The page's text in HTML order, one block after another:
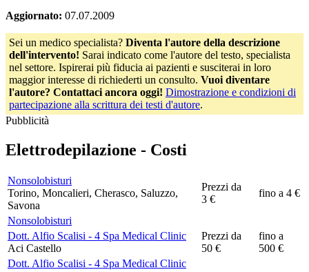
Aggiornato: 07.07.2009
Sei un medico specialista? Diventa l'autore della descrizione
dell'intervento! Sarai indicato come l'autore del testo, specialista
nel settore. Ispirerai più fiducia ai pazienti e susciterai in loro
maggior interesse di richiederti un consulto. Vuoi diventare
l'autore? Contattaci ancora oggi! Dimostrazione e condizioni di
partecipazione alla scrittura dei testi d'autore.
Pubblicità
Elettrodepilazione - Costi
Nonsolobisturi
Torino, Moncalieri, Cherasco, Saluzzo,
Savona
Prezzi da
3 €
fino a 4 €
Nonsolobisturi
Dott. Alfio Scalisi - 4 Spa Medical Clinic
Aci Castello
Prezzi da
50 €
fino a
500 €
Dott. Alfio Scalisi - 4 Spa Medical Clinic